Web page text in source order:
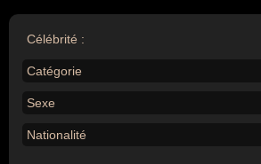
Célébrité :
Catégorie
Sexe
Nationalité